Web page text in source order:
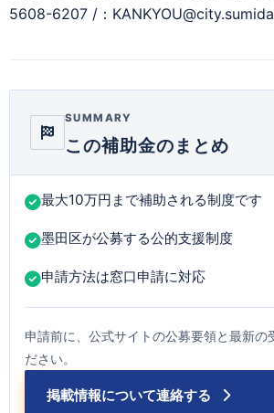
5608-6207 /：
SUMMARY
この補助金のまとめ
最大10万円まで補助される制度です
墨田区が公募する公的支援制度
申請方法は窓口申請に対応
申請前に、公式サイトの公募要領と最新の
ださい。
掲載情報について連絡する